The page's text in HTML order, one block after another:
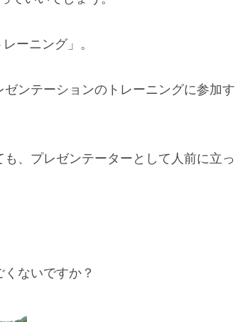
ーニング」。
ンテーションのトレーニングに参加す
、プレゼンテーターとして人前に立っ
ないですか？